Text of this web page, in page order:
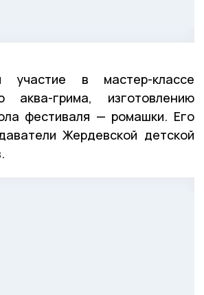
участие в мастер-классе
аква-грима, изготовлению
фестиваля — ромашки. Его
Жердевской детской